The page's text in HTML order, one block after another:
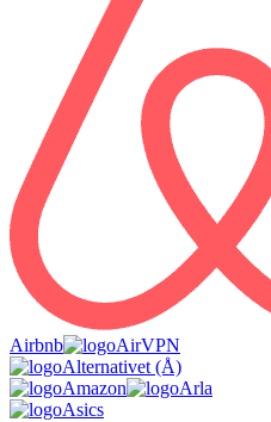
Airbnb
AirVPN
Alternativet (Å)
Amazon
Arla
Asics